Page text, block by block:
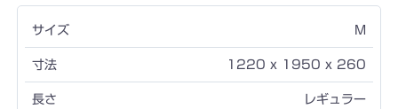
M
1220 x 1950 x 260
レギュラー